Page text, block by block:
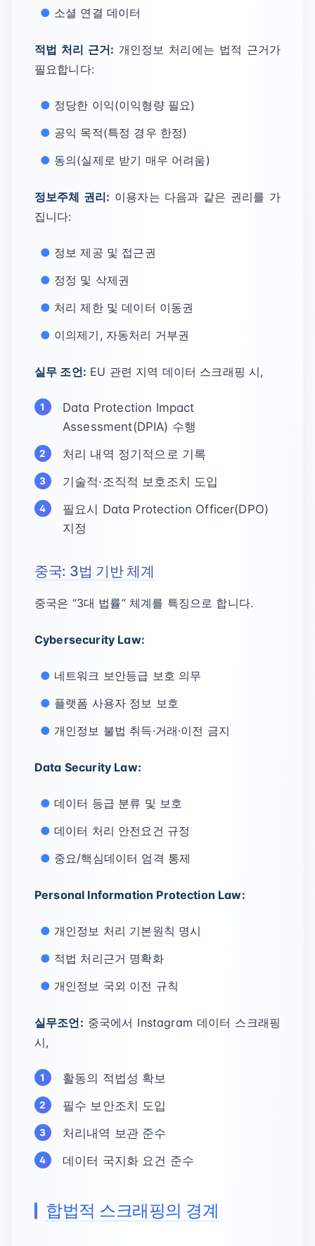
소셜 연결 데이터
적법 처리 근거: 개인정보 처리에는 법적 근거가
필요합니다:
정당한 이익(이익형량 필요)
공익 목적(특정 경우 한정)
동의(실제로 받기 매우 어려움)
정보주체 권리: 이용자는 다음과 같은 권리를 가
집니다:
정보 제공 및 접근권
정정 및 삭제권
처리 제한 및 데이터 이동권
이의제기, 자동처리 거부권
실무 조언: EU 관련 지역 데이터 스크래핑 시,
Data Protection Impact
Assessment(DPIA) 수행
처리 내역 정기적으로 기록
기술적·조직적 보호조치 도입
필요시 Data Protection Officer(DPO)
지정
중국: 3법 기반 체계
중국은 “3대 법률” 체계를 특징으로 합니다.
Cybersecurity Law:
네트워크 보안등급 보호 의무
플랫폼 사용자 정보 보호
개인정보 불법 취득·거래·이전 금지
Data Security Law:
데이터 등급 분류 및 보호
데이터 처리 안전요건 규정
중요/핵심데이터 엄격 통제
Personal Information Protection Law:
개인정보 처리 기본원칙 명시
적법 처리근거 명확화
개인정보 국외 이전 규칙
실무조언: 중국에서 Instagram 데이터 스크래핑
시,
활동의 적법성 확보
필수 보안조치 도입
처리내역 보관 준수
데이터 국지화 요건 준수
합법적 스크래핑의 경계